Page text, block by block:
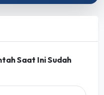
Saat Ini Sudah